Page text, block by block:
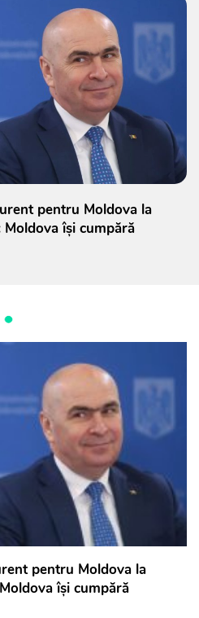
pentru Moldova la
își cumpără
pentru Moldova la
își cumpără